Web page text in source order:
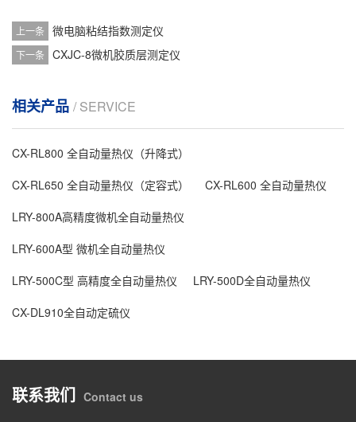
上一条 微电脑粘结指数测定仪
下一条 CXJC-8微机胶质层测定仪
相关产品 / SERVICE
CX-RL800 全自动量热仪（升降式）
CX-RL650 全自动量热仪（定容式）
CX-RL600 全自动量热仪
LRY-800A高精度微机全自动量热仪
LRY-600A型 微机全自动量热仪
LRY-500C型 高精度全自动量热仪
LRY-500D全自动量热仪
CX-DL910全自动定硫仪
联系我们 Contact us